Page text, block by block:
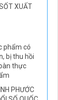
XUẤT
phẩm có
bị thu hồi
thực
PHƯỚC